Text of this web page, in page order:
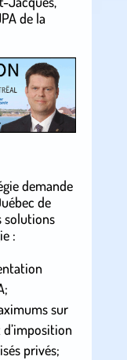
de la
demande
de
solutions
:
sur
privés;